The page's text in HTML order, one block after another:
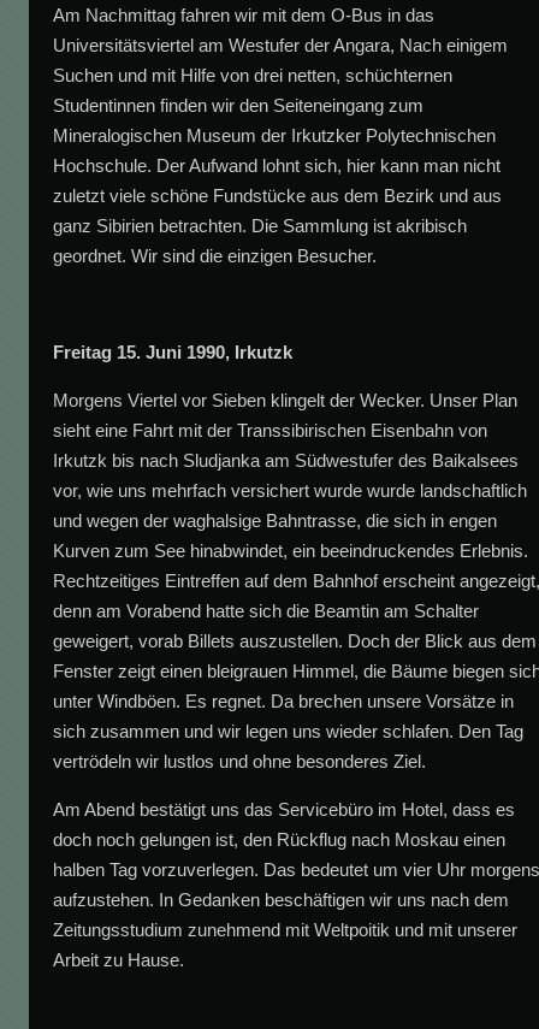
Am Nachmittag fahren wir mit dem O-Bus in das
Universitätsviertel am Westufer der Angara, Nach einigem
Suchen und mit Hilfe von drei netten, schüchternen
Studentinnen finden wir den Seiteneingang zum
Mineralogischen Museum der Irkutzker Polytechnischen
Hochschule. Der Aufwand lohnt sich, hier kann man nicht
zuletzt viele schöne Fundstücke aus dem Bezirk und aus
ganz Sibirien betrachten. Die Sammlung ist akribisch
geordnet. Wir sind die einzigen Besucher.
Freitag 15. Juni 1990, Irkutzk
Morgens Viertel vor Sieben klingelt der Wecker. Unser Plan
sieht eine Fahrt mit der Transsibirischen Eisenbahn von
Irkutzk bis nach Sludjanka am Südwestufer des Baikalsees
vor, wie uns mehrfach versichert wurde wurde landschaftlich
und wegen der waghalsige Bahntrasse, die sich in engen
Kurven zum See hinabwindet, ein beeindruckendes Erlebnis.
Rechtzeitiges Eintreffen auf dem Bahnhof erscheint
denn am Vorabend hatte sich die Beamtin am Schalter
geweigert, vorab Billets auszustellen. Doch der Blick aus dem
Fenster zeigt einen bleigrauen Himmel, die Bäume biegen
unter Windböen. Es regnet. Da brechen unsere Vorsätze in
sich zusammen und wir legen uns wieder schlafen. Den Tag
vertrödeln wir lustlos und ohne besonderes Ziel.
Am Abend bestätigt uns das Servicebüro im Hotel, dass es
doch noch gelungen ist, den Rückflug nach Moskau einen
halben Tag vorzuverlegen. Das bedeutet um vier Uhr
aufzustehen. In Gedanken beschäftigen wir uns nach dem
Zeitungsstudium zunehmend mit Weltpoitik und mit unserer
Arbeit zu Hause.